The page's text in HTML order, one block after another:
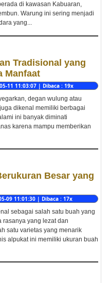
di kawasan Kabuaran,
Warung ini sering menjadi
yang...
Tradisional yang
Manfaat
11 11:03:07 | Dibaca : 19x
degan wulung atau
dikenal memiliki berbagai
ini banyak diminati
karena mampu memberikan
Besar yang
09 11:01:30 | Dibaca : 17x
sebagai salah satu buah yang
rasanya yang lezat dan
satu varietas yang menarik
alpukat ini memiliki ukuran buah